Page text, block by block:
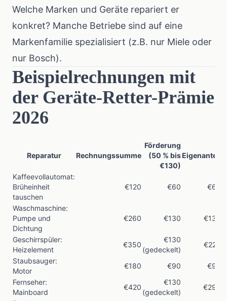
Welche Marken und Geräte repariert er
konkret? Manche Betriebe sind auf eine
Markenfamilie spezialisiert (z.B. nur Miele oder
nur Bosch).
Beispielrechnungen mit
der Geräte-Retter-Prämie
2026
Reparatur Rechnungssumme
Förderung
(50 % bis
€130)
Eigenanteil
Kaffeevollautomat:
Brüheinheit
tauschen
€120 €60 €60
Waschmaschine:
Pumpe und
Dichtung
€260 €130 €130
Geschirrspüler:
Heizelement
€350
€130
(gedeckelt)
€220
Staubsauger:
Motor
€180 €90
€90
Fernseher:
Mainboard
€420
€130
(gedeckelt)
€290